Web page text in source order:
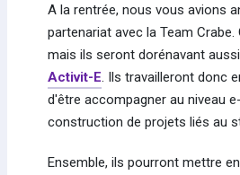
A la rentrée, nous vous avions
partenariat avec la Team Crabe.
mais ils seront dorénavant
Activit-E. Ils travailleront donc
d'être accompagner au niveau
construction de projets liés au
Ensemble, ils pourront mettre